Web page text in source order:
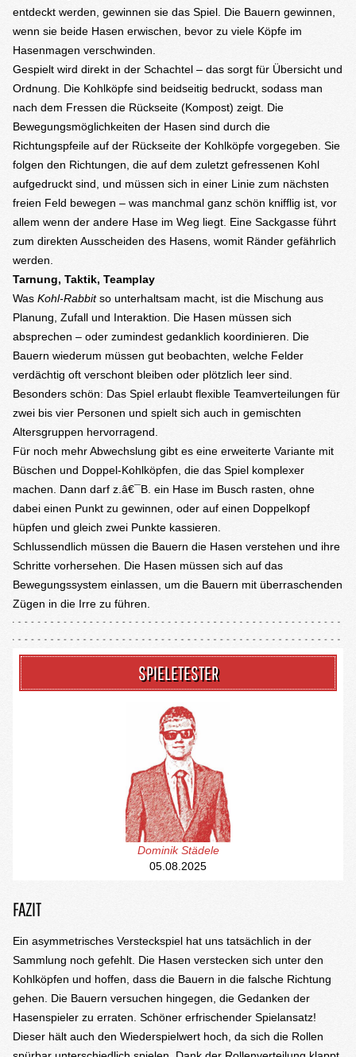
entdeckt werden, gewinnen sie das Spiel. Die Bauern gewinnen,
wenn sie beide Hasen erwischen, bevor zu viele Köpfe im
Hasenmagen verschwinden.
Gespielt wird direkt in der Schachtel – das sorgt für Übersicht und
Ordnung. Die Kohlköpfe sind beidseitig bedruckt, sodass man
nach dem Fressen die Rückseite (Kompost) zeigt. Die
Bewegungsmöglichkeiten der Hasen sind durch die
Richtungspfeile auf der Rückseite der Kohlköpfe vorgegeben. Sie
folgen den Richtungen, die auf dem zuletzt gefressenen Kohl
aufgedruckt sind, und müssen sich in einer Linie zum nächsten
freien Feld bewegen – was manchmal ganz schön knifflig ist, vor
allem wenn der andere Hase im Weg liegt. Eine Sackgasse führt
zum direkten Ausscheiden des Hasens, womit Ränder gefährlich
werden.
Tarnung, Taktik, Teamplay
Was Kohl-Rabbitso unterhaltsam macht, ist die Mischung aus
Planung, Zufall und Interaktion. Die Hasen müssen sich
absprechen – oder zumindest gedanklich koordinieren. Die
Bauern wiederum müssen gut beobachten, welche Felder
verdächtig oft verschont bleiben oder plötzlich leer sind.
Besonders schön: Das Spiel erlaubt flexible Teamverteilungen für
zwei bis vier Personen und spielt sich auch in gemischten
Altersgruppen hervorragend.
Für noch mehr Abwechslung gibt es eine erweiterte Variante mit
Büschen und Doppel-Kohlköpfen, die das Spiel komplexer
machen. Dann darf z.â€¯B. ein Hase im Busch rasten, ohne
dabei einen Punkt zu gewinnen, oder auf einen Doppelkopf
hüpfen und gleich zwei Punkte kassieren.
Schlussendlich müssen die Bauern die Hasen verstehen und ihre
Schritte vorhersehen. Die Hasen müssen sich auf das
Bewegungssystem einlassen, um die Bauern mit überraschenden
Zügen in die Irre zu führen.
SPIELETESTER
Dominik Städele
05.08.2025
FAZIT
Ein asymmetrisches Versteckspiel hat uns tatsächlich in der
Sammlung noch gefehlt. Die Hasen verstecken sich unter den
Kohlköpfen und hoffen, dass die Bauern in die falsche Richtung
gehen. Die Bauern versuchen hingegen, die Gedanken der
Hasenspieler zu erraten. Schöner erfrischender Spielansatz!
Dieser hält auch den Wiederspielwert hoch, da sich die Rollen